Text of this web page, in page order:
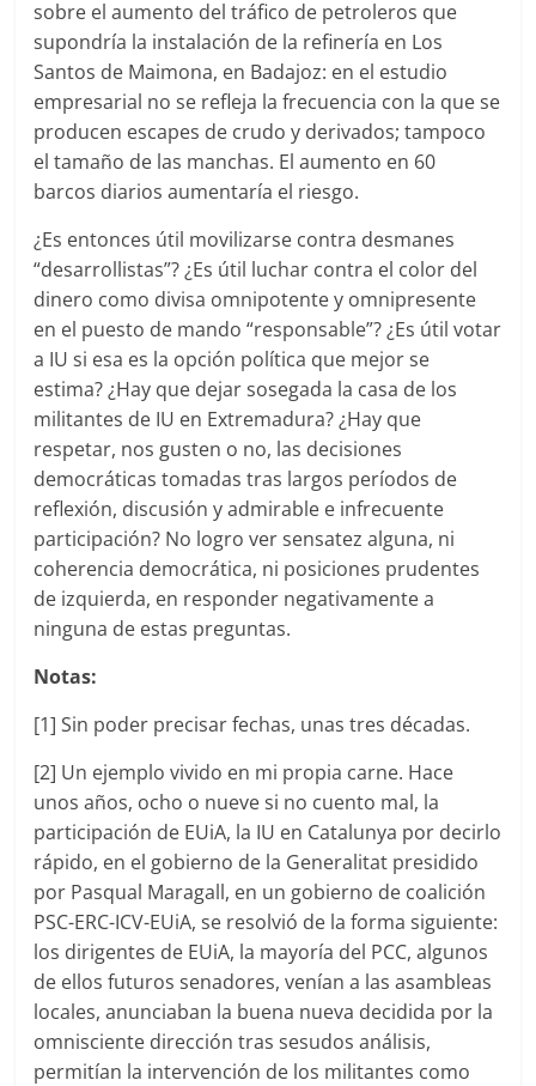
sobre el aumento del tráfico de petroleros que
supondría la instalación de la refinería en Los
Santos de Maimona, en Badajoz: en el estudio
empresarial no se refleja la frecuencia con la que se
producen escapes de crudo y derivados; tampoco
el tamaño de las manchas. El aumento en 60
barcos diarios aumentaría el riesgo.
¿Es entonces útil movilizarse contra desmanes
“desarrollistas”? ¿Es útil luchar contra el color del
dinero como divisa omnipotente y omnipresente
en el puesto de mando “responsable”? ¿Es útil votar
a IU si esa es la opción política que mejor se
estima? ¿Hay que dejar sosegada la casa de los
militantes de IU en Extremadura? ¿Hay que
respetar, nos gusten o no, las decisiones
democráticas tomadas tras largos períodos de
reflexión, discusión y admirable e infrecuente
participación? No logro ver sensatez alguna, ni
coherencia democrática, ni posiciones prudentes
de izquierda, en responder negativamente a
ninguna de estas preguntas.
Notas:
[1] Sin poder precisar fechas, unas tres décadas.
[2] Un ejemplo vivido en mi propia carne. Hace
unos años, ocho o nueve si no cuento mal, la
participación de EUiA, la IU en Catalunya por decirlo
rápido, en el gobierno de la Generalitat presidido
por Pasqual Maragall, en un gobierno de coalición
PSC-ERC-ICV-EUiA, se resolvió de la forma siguiente:
los dirigentes de EUiA, la mayoría del PCC, algunos
de ellos futuros senadores, venían a las asambleas
locales, anunciaban la buena nueva decidida por la
omnisciente dirección tras sesudos análisis,
permitían la intervención de los militantes como